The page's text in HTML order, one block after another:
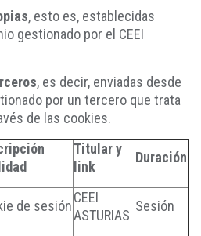
, esto es, establecidas
gestionado por el CEEI
, es decir, enviadas desde
por un tercero que trata
de las cookies.
Titular y
link
Duración
de sesión
CEEI
ASTURIAS
Sesión